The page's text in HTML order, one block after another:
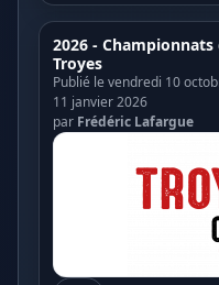
2026 - Championnats
Troyes
Publié le vendredi 10
11 janvier 2026
par Frédéric Lafargue